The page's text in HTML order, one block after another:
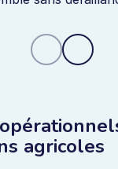
des inspections,
correctives
la
les
des
agricoles